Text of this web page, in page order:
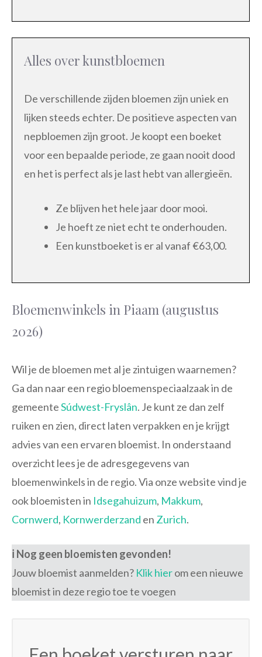
Alles over kunstbloemen
De verschillende zijden bloemen zijn uniek en
lijken steeds echter. De positieve aspecten van
nepbloemen zijn groot. Je koopt een boeket
voor een bepaalde periode, ze gaan nooit dood
en het is perfect als je last hebt van allergieën.
Ze blijven het hele jaar door mooi.
Je hoeft ze niet echt te onderhouden.
Een kunstboeket is er al vanaf €63,00.
Bloemenwinkels in Piaam (augustus
2026)
Wil je de bloemen met al je zintuigen waarnemen?
Ga dan naar een regio bloemenspeciaalzaak in de
gemeenteSúdwest-Fryslân. Je kunt ze dan zelf
ruiken en zien, direct laten verpakken en je krijgt
advies van een ervaren bloemist. In onderstaand
overzicht lees je de adresgegevens van
bloemenwinkels in de regio. Via onze website vind je
ook bloemisten in Idsegahuizum, Makkum,
Cornwerd, Kornwerderzand en Zurich.
ℹ️ Nog geen bloemisten gevonden!
Jouw bloemist aanmelden? Klik hierom een nieuwe
bloemist in deze regio toe te voegen